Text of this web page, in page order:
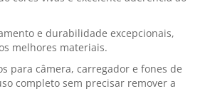
e durabilidade excepcionais,
melhores materiais.
para câmera, carregador e fones de
completo sem precisar remover a